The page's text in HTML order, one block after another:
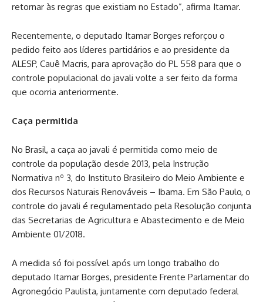
retornar às regras que existiam no Estado”, afirma Itamar.
Recentemente, o deputado Itamar Borges reforçou o
pedido feito aos líderes partidários e ao presidente da
ALESP, Cauê Macris, para aprovação do PL 558 para que o
controle populacional do javali volte a ser feito da forma
que ocorria anteriormente.
Caça permitida
No Brasil, a caça ao javali é permitida como meio de
controle da população desde 2013, pela Instrução
Normativa nº 3, do Instituto Brasileiro do Meio Ambiente e
dos Recursos Naturais Renováveis – Ibama. Em São Paulo, o
controle do javali é regulamentado pela Resolução conjunta
das Secretarias de Agricultura e Abastecimento e de Meio
Ambiente 01/2018.
A medida só foi possível após um longo trabalho do
deputado Itamar Borges, presidente Frente Parlamentar do
Agronegócio Paulista, juntamente com deputado federal